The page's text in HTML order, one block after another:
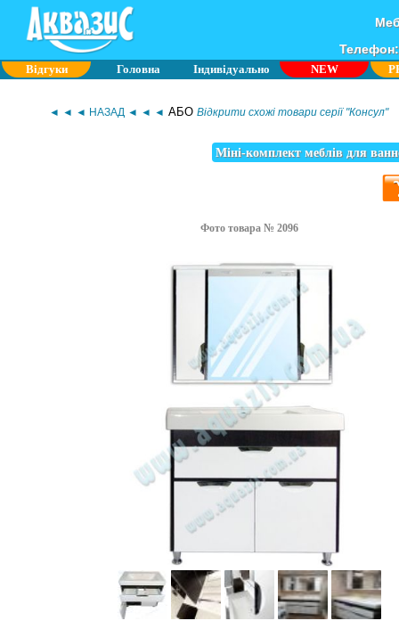
Телефон:
Відгуки Головна Індивідуально NEW
◄ ◄ ◄ НАЗАД ◄ ◄ ◄ АБО Відкрити схожі товари серії "Консул"
Міні-комплект меблів для
Фото товара № 2096